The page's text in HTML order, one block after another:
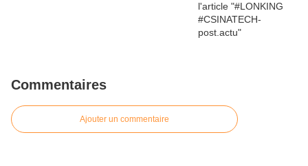
Commentaires
Ajouter un commentaire